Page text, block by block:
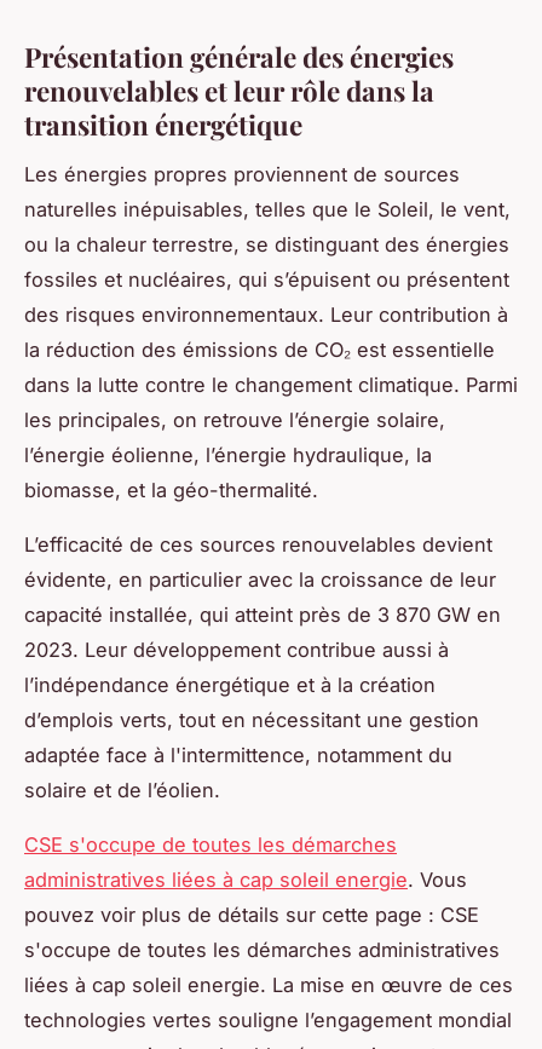
Présentation générale des énergies
renouvelables et leur rôle dans la
transition énergétique
Les énergies propres proviennent de sources
naturelles inépuisables, telles que le Soleil, le vent,
ou la chaleur terrestre, se distinguant des énergies
fossiles et nucléaires, qui s’épuisent ou présentent
des risques environnementaux. Leur contribution à
la réduction des émissions de CO₂ est essentielle
dans la lutte contre le changement climatique. Parmi
les principales, on retrouve l’énergie solaire,
l’énergie éolienne, l’énergie hydraulique, la
biomasse, et la géo-thermalité.
L’efficacité de ces sources renouvelables devient
évidente, en particulier avec la croissance de leur
capacité installée, qui atteint près de 3 870 GW en
2023. Leur développement contribue aussi à
l’indépendance énergétique et à la création
d’emplois verts, tout en nécessitant une gestion
adaptée face à l'intermittence, notamment du
solaire et de l’éolien.
CSE s'occupe de toutes les démarches
administratives liées à cap soleil energie. Vous
pouvez voir plus de détails sur cette page : CSE
s'occupe de toutes les démarches administratives
liées à cap soleil energie. La mise en œuvre de ces
technologies vertes souligne l’engagement mondial